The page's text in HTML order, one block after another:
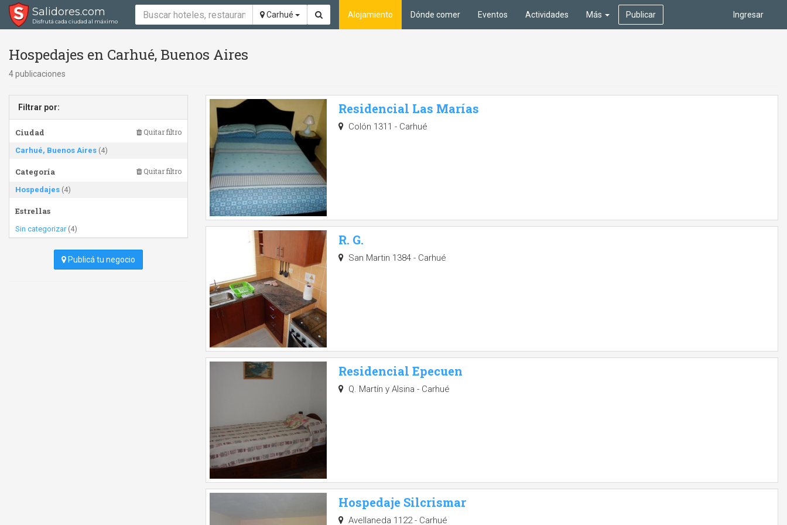
Salidores.com
Disfrutá cada ciudad al máximo
Carhué Ingresar
Alojamiento Dónde comer Eventos Actividades Más Publicar
Hospedajes en Carhué, Buenos Aires
4 publicaciones
Filtrar por:
Ciudad Quitar filtro
Carhué, Buenos Aires (4)
Categoría Quitar filtro
Hospedajes (4)
Estrellas
Sin categorizar(4)
Publicá tu negocio
Residencial Las Marías
Colón 1311 - Carhué
R. G.
San Martin 1384 - Carhué
Residencial Epecuen
Q. Martín y Alsina - Carhué
Hospedaje Silcrismar
Avellaneda 1122 - Carhué